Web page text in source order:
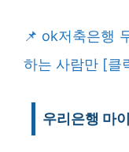
ok저축은행
하는 사람만 [클
우리은행 마